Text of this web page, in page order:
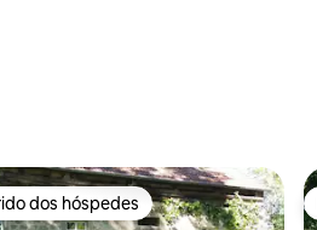
dos hóspedes
dos hóspedes